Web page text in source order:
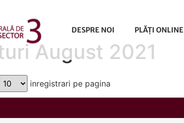
DESPRE NOI PLĂŢI ONLINE
August 2021
inregistrari pe pagina